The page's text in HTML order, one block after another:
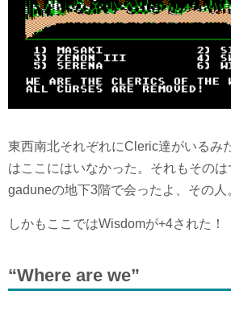
東西南北それぞれにCleric達がいるみ
はここにはいなかった。それもその
gaduneの地下3階で会ったよ、その人
しかもここではWisdomが+4された！
“Where are we”